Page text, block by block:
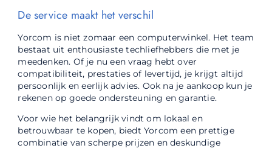
De service maakt het verschil
Yorcom is niet zomaar een computerwinkel. Het team
bestaat uit enthousiaste techliefhebbers die met je
meedenken. Of je nu een vraag hebt over
compatibiliteit, prestaties of levertijd, je krijgt altijd
persoonlijk en eerlijk advies. Ook na je aankoop kun je
rekenen op goede ondersteuning en garantie.
Voor wie het belangrijk vindt om lokaal en
betrouwbaar te kopen, biedt Yorcom een prettige
combinatie van scherpe prijzen en deskundige